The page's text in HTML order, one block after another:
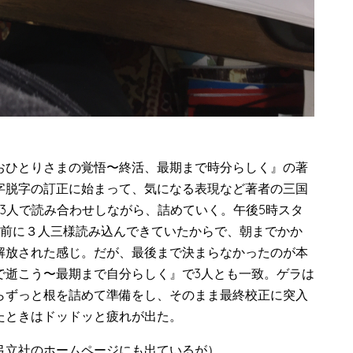
とりさまの覚悟〜終活、最期まで時分らしく』の著
字の訂正に始まって、気になる表現など著者の三国
で読み合わせしながら、詰めていく。午後5時スタ
に３人三様読み込んできていたからで、朝までかか
された感じ。だが、最後まで決まらなかったのが本
こう〜最期まで自分らしく』で3人とも一致。ゲラは
っと根を詰めて準備をし、そのまま最終校正に突入
きはドッドッと疲れが出た。
社のホームページにも出ているが）